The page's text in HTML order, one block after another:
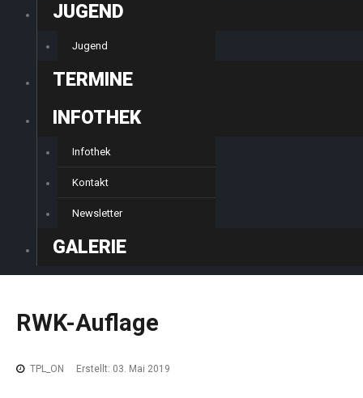
JUGEND
Jugend
TERMINE
INFOTHEK
Infothek
Kontakt
Newsletter
GALERIE
RWK-Auflage
TPL_ON Erstellt: 03. Mai 2019